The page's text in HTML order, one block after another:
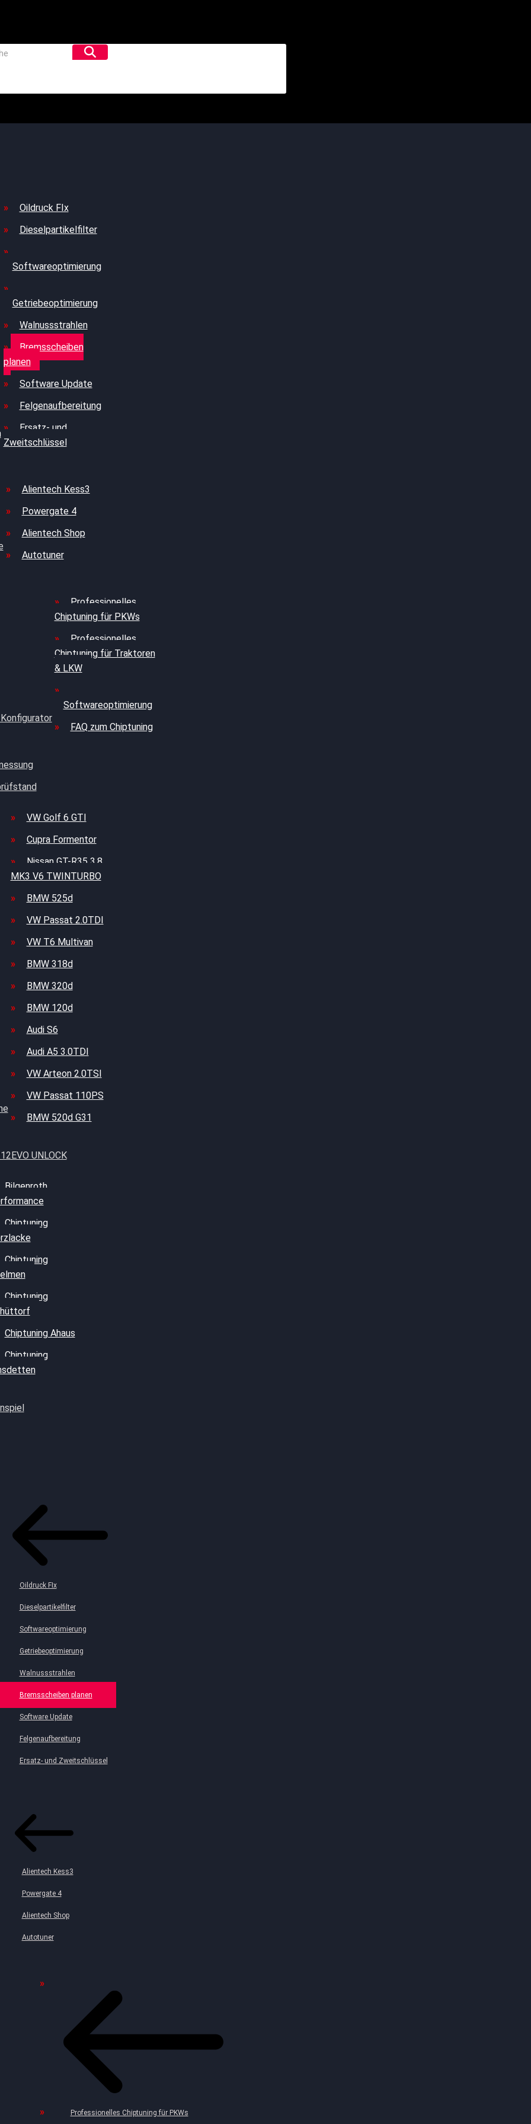
Oildruck FIx
Dieselpartikelfilter
Softwareoptimierung
Getriebeoptimierung
Walnussstrahlen
Bremsscheiben
planen
Software Update
Felgenaufbereitung
Ersatz- und
Zweitschlüssel
Alientech Kess3
Powergate 4
Alientech Shop
Autotuner
Professionelles
Chiptuning für PKWs
Professionelles
Chiptuning für Traktoren
& LKW
Softwareoptimierung
FAQ zum Chiptuning
VW Golf 6 GTI
Cupra Formentor
Nissan GT-R35 3.8
MK3 V6 TWINTURBO
BMW 525d
VW Passat 2.0TDI
VW T6 Multivan
BMW 318d
BMW 320d
BMW 120d
Audi S6
Audi A5 3.0TDI
VW Arteon 2.0TSI
VW Passat 110PS
BMW 520d G31
UNLOCK
Bilgenroth
Chiptuning
Chiptuning
Chiptuning
Chiptuning Ahaus
Chiptuning
Oildruck FIx
Dieselpartikelfilter
Softwareoptimierung
Getriebeoptimierung
Walnussstrahlen
Bremsscheiben planen
Software Update
Felgenaufbereitung
Ersatz- und Zweitschlüssel
Alientech Kess3
Powergate 4
Alientech Shop
Autotuner
Professionelles Chiptuning für PKWs